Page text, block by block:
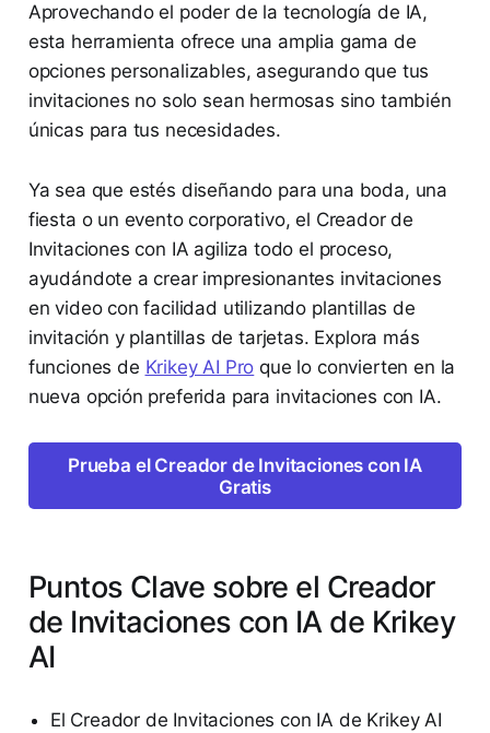
Aprovechando el poder de la tecnología de IA,
esta herramienta ofrece una amplia gama de
opciones personalizables, asegurando que tus
invitaciones no solo sean hermosas sino también
únicas para tus necesidades.
Ya sea que estés diseñando para una boda, una
fiesta o un evento corporativo, el Creador de
Invitaciones con IA agiliza todo el proceso,
ayudándote a crear impresionantes invitaciones
en video con facilidad utilizando plantillas de
invitación y plantillas de tarjetas. Explora más
funciones de Krikey AI Pro que lo convierten en la
nueva opción preferida para invitaciones con IA.
Prueba el Creador de Invitaciones con IA
Gratis
Puntos Clave sobre el Creador
de Invitaciones con IA de Krikey
AI
El Creador de Invitaciones con IA de Krikey AI